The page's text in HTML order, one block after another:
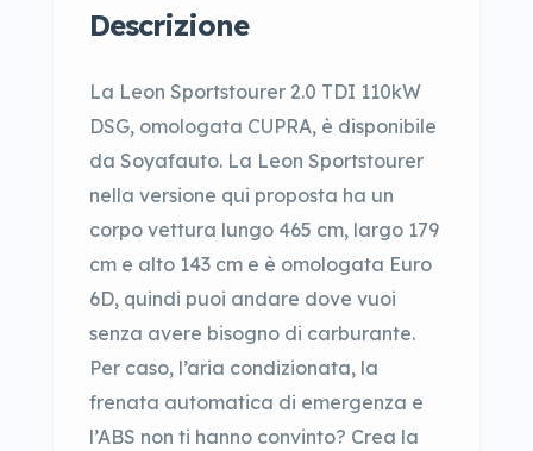
Descrizione
La Leon Sportstourer 2.0 TDI 110kW
DSG, omologata CUPRA, è disponibile
da Soyafauto. La Leon Sportstourer
nella versione qui proposta ha un
corpo vettura lungo 465 cm, largo 179
cm e alto 143 cm e è omologata Euro
6D, quindi puoi andare dove vuoi
senza avere bisogno di carburante.
Per caso, l’aria condizionata, la
frenata automatica di emergenza e
l’ABS non ti hanno convinto? Crea la